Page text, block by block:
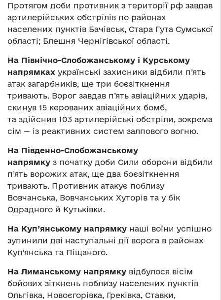
Протягом доби противник з території рф завдав
артилерійських обстрілів по районах
населених пунктів Бачівськ, Стара Гута Сумської
області; Блешня Чернігівської області.
На Північно-Слобожанському і Курському
напрямках українські захисники відбили п’ять
атак загарбників, ще три боєзіткнення
тривають. Ворог завдав п’ять авіаційних ударів,
скинув 15 керованих авіаційних бомб,
та здійснив 103 артилерійські обстріли, зокрема
сім — із реактивних систем залпового вогню.
На Південно-Слобожанському
напрямку з початку доби Сили оборони відбили
п’ять ворожих атак, ще два боєзіткнення
тривають. Противник атакує поблизу
Вовчанська, Вовчанських Хуторів та у бік
Одрадного й Кутьківки.
На Куп’янському напрямку наші воїни успішно
зупинили дві наступальні дії ворога в районах
Куп’янська та Піщаного.
На Лиманському напрямку відбулося вісім
бойових зіткнень поблизу населених пунктів
Ольгівка, Новоєгорівка, Греківка, Ставки,